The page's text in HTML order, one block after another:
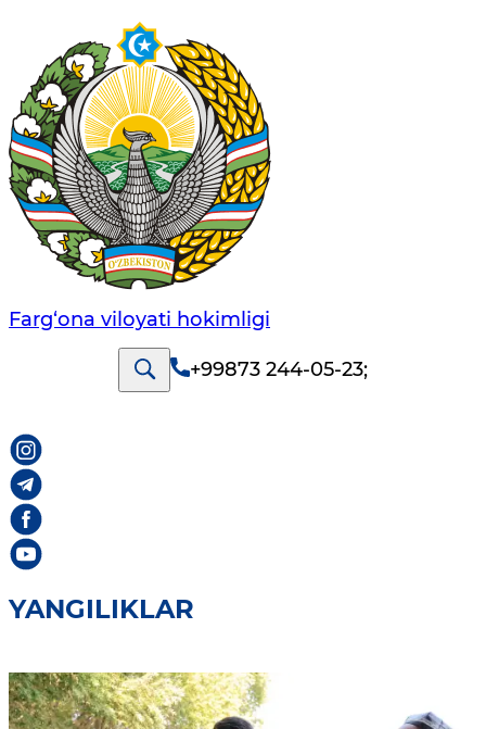
Farg‘оnа vilоyati hоkimligi
+99873 244-05-23;
YANGILIKLAR